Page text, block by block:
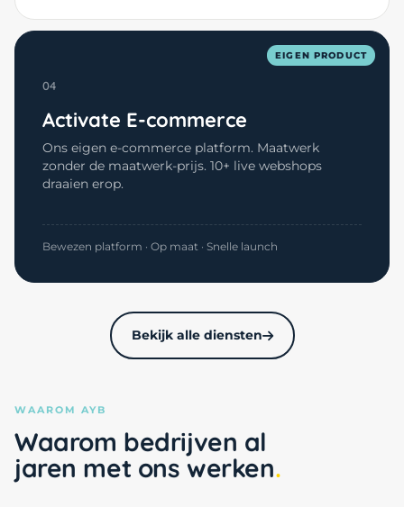
04
EIGEN PRODUCT
Activate E-commerce
Ons eigen e-commerce platform. Maatwerk
zonder de maatwerk-prijs. 10+ live webshops
draaien erop.
Bewezen platform · Op maat · Snelle launch
Bekijk alle diensten
WAAROM AYB
Waarom bedrijven al
jaren met ons werken